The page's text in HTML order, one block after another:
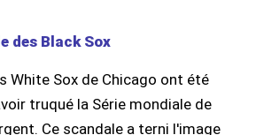
des Black Sox
White Sox de Chicago ont été
truqué la Série mondiale de
Ce scandale a terni l'image